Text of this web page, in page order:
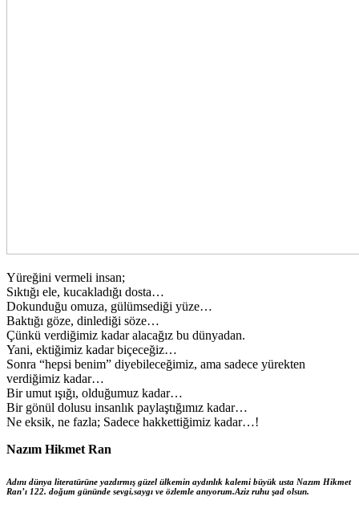
Yüreğini vermeli insan;
Sıktığı ele, kucakladığı dosta…
Dokunduğu omuza, gülümsediği yüze…
Baktığı göze, dinlediği söze…
Çünkü verdiğimiz kadar alacağız bu dünyadan.
Yani, ektiğimiz kadar biçeceğiz…
Sonra “hepsi benim” diyebileceğimiz, ama sadece yürekten
verdiğimiz kadar…
Bir umut ışığı, olduğumuz kadar…
Bir gönül dolusu insanlık paylaştığımız kadar…
Ne eksik, ne fazla; Sadece hakkettiğimiz kadar…!
Nazım Hikmet Ran
Adını dünya literatürüne yazdırmış güzel ülkemin aydınlık kalemi büyük usta Nazım Hikmet
Ran’ı 122. doğum gününde sevgi,saygı ve özlemle anıyorum.Aziz ruhu şad olsun.